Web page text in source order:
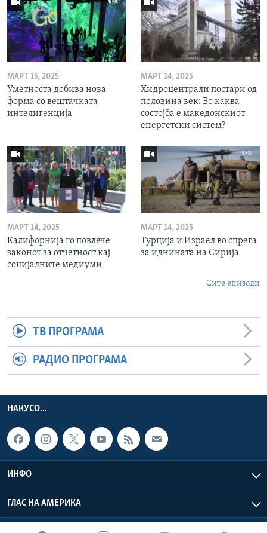
МАРТ 15, 2025
Уметноста добива нова
форма со вештачката
интелигенција
МАРТ 14, 2025
Хидроцентрали постари од
половина век: Во каква
состојба е македонскиот
енергетски систем?
МАРТ 14, 2025
Калифорнија го повлече
законот за отчетност кај
социјалните медиуми
МАРТ 14, 2025
Турција и Израел во спрега
за иднината на Сирија
Сите епизоди
ТВ ПРОГРАМА
РАДИО ПРОГРАМА
НАКУСО...
ИНФО
ГЛАС НА АМЕРИКА